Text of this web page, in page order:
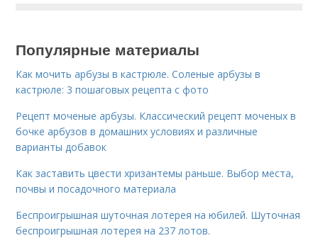
Популярные материалы
Как мочить арбузы в кастрюле. Соленые арбузы в
кастрюле: 3 пошаговых рецепта с фото
Рецепт моченые арбузы. Классический рецепт моченых в
бочке арбузов в домашних условиях и различные
варианты добавок
Как заставить цвести хризантемы раньше. Выбор места,
почвы и посадочного материала
Беспроигрышная шуточная лотерея на юбилей. Шуточная
беспроигрышная лотерея на 237 лотов.